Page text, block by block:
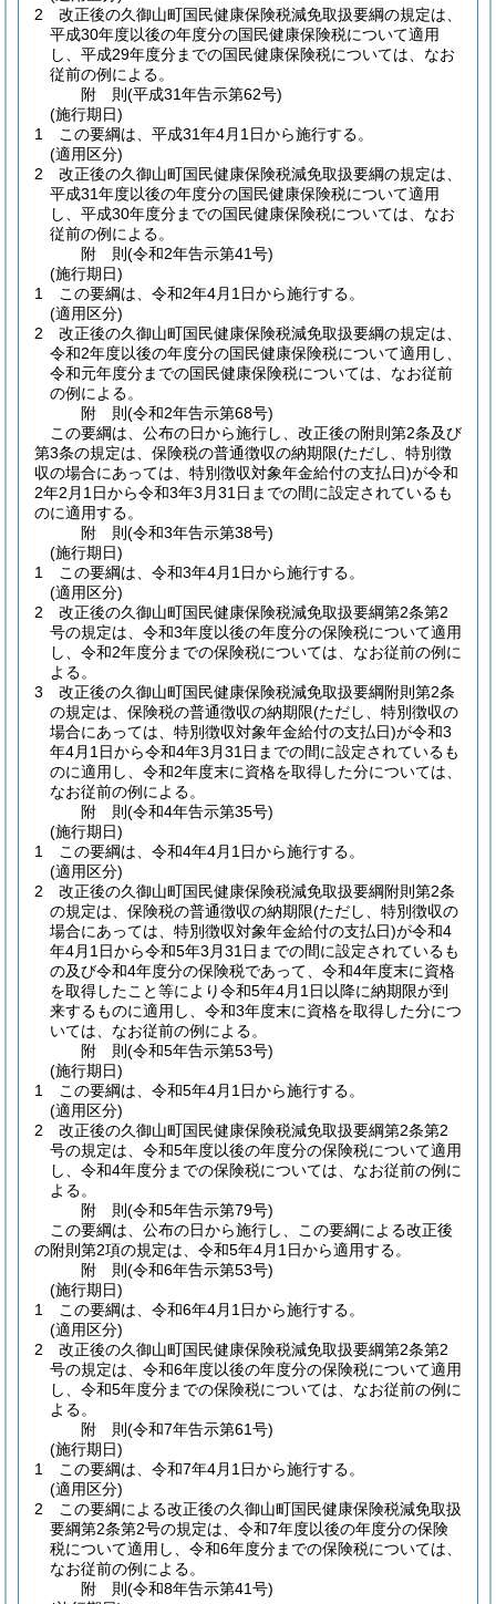
2
改正後の久御山町国民健康保険税減免取扱要綱の規定は、
平成30年度以後の年度分の国民健康保険税について適用
し、平成29年度分までの国民健康保険税については、なお
従前の例による。
附 則(平成31年告示第62号)
(施行期日)
1
この要綱は、平成31年4月1日から施行する。
(適用区分)
2
改正後の久御山町国民健康保険税減免取扱要綱の規定は、
平成31年度以後の年度分の国民健康保険税について適用
し、平成30年度分までの国民健康保険税については、なお
従前の例による。
附 則(令和2年告示第41号)
(施行期日)
1
この要綱は、令和2年4月1日から施行する。
(適用区分)
2
改正後の久御山町国民健康保険税減免取扱要綱の規定は、
令和2年度以後の年度分の国民健康保険税について適用し、
令和元年度分までの国民健康保険税については、なお従前
の例による。
附 則(令和2年告示第68号)
この要綱は、公布の日から施行し、改正後の附則第2条及び
第3条の規定は、保険税の普通徴収の納期限(ただし、特別徴
収の場合にあっては、特別徴収対象年金給付の支払日)が令和
2年2月1日から令和3年3月31日までの間に設定されているも
のに適用する。
附 則(令和3年告示第38号)
(施行期日)
1
この要綱は、令和3年4月1日から施行する。
(適用区分)
2
改正後の久御山町国民健康保険税減免取扱要綱第2条第2
号の規定は、令和3年度以後の年度分の保険税について適用
し、令和2年度分までの保険税については、なお従前の例に
よる。
3
改正後の久御山町国民健康保険税減免取扱要綱附則第2条
の規定は、保険税の普通徴収の納期限(ただし、特別徴収の
場合にあっては、特別徴収対象年金給付の支払日)が令和3
年4月1日から令和4年3月31日までの間に設定されているも
のに適用し、令和2年度末に資格を取得した分については、
なお従前の例による。
附 則(令和4年告示第35号)
(施行期日)
1
この要綱は、令和4年4月1日から施行する。
(適用区分)
2
改正後の久御山町国民健康保険税減免取扱要綱附則第2条
の規定は、保険税の普通徴収の納期限(ただし、特別徴収の
場合にあっては、特別徴収対象年金給付の支払日)が令和4
年4月1日から令和5年3月31日までの間に設定されているも
の及び令和4年度分の保険税であって、令和4年度末に資格
を取得したこと等により令和5年4月1日以降に納期限が到
来するものに適用し、令和3年度末に資格を取得した分につ
いては、なお従前の例による。
附 則(令和5年告示第53号)
(施行期日)
1
この要綱は、令和5年4月1日から施行する。
(適用区分)
2
改正後の久御山町国民健康保険税減免取扱要綱第2条第2
号の規定は、令和5年度以後の年度分の保険税について適用
し、令和4年度分までの保険税については、なお従前の例に
よる。
附 則(令和5年告示第79号)
この要綱は、公布の日から施行し、この要綱による改正後
の附則第2項の規定は、令和5年4月1日から適用する。
附 則(令和6年告示第53号)
(施行期日)
1
この要綱は、令和6年4月1日から施行する。
(適用区分)
2
改正後の久御山町国民健康保険税減免取扱要綱第2条第2
号の規定は、令和6年度以後の年度分の保険税について適用
し、令和5年度分までの保険税については、なお従前の例に
よる。
附 則(令和7年告示第61号)
(施行期日)
1
この要綱は、令和7年4月1日から施行する。
(適用区分)
2
この要綱による改正後の久御山町国民健康保険税減免取扱
要綱第2条第2号の規定は、令和7年度以後の年度分の保険
税について適用し、令和6年度分までの保険税については、
なお従前の例による。
附 則(令和8年告示第41号)